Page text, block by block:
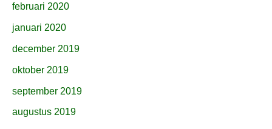
februari 2020
januari 2020
december 2019
oktober 2019
september 2019
augustus 2019